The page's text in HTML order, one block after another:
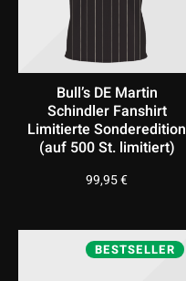
Bull’s DE Martin
Schindler Fanshirt
Limitierte Sonderedition
(auf 500 St. limitiert)
99,95€
BESTSELLER